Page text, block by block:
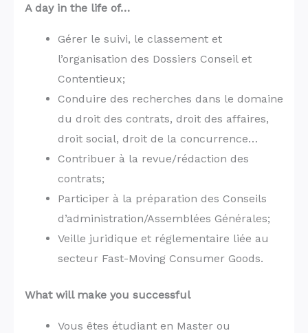
A day in the life of…
Gérer le suivi, le classement et
l’organisation des Dossiers Conseil et
Contentieux;
Conduire des recherches dans le domaine
du droit des contrats, droit des affaires,
droit social, droit de la concurrence…
Contribuer à la revue/rédaction des
contrats;
Participer à la préparation des Conseils
d’administration/Assemblées Générales;
Veille juridique et réglementaire liée au
secteur Fast-Moving Consumer Goods.
What will make you successful
Vous êtes étudiant en Master ou